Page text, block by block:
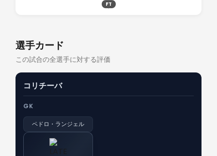
FT
選手カード
この試合の全選手に対する評価
コリチーバ
GK
ペドロ・ランジェル